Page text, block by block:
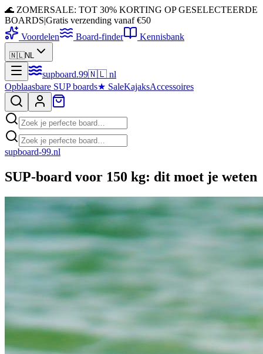
🌊 ZOMERSALE: TOT 30% KORTING OP GESELECTEERDE
BOARDS|Gratis verzending vanaf €50
Voordelen
Board-finder Kennisbank
🇳🇱NL
supboard.99🇳🇱 nl
Opblaasbare SUP boards★ SaleKajaksAccessoires
supboard-99.nl
SUP-board voor 150 kg: dit moet je weten